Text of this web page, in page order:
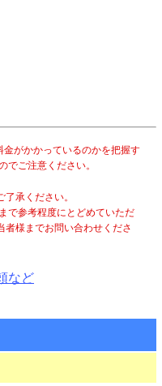
がかかっているのかを把握す
でご注意ください。
承ください。
で参考程度にとどめていただ
者様までお問い合わせくださ
など